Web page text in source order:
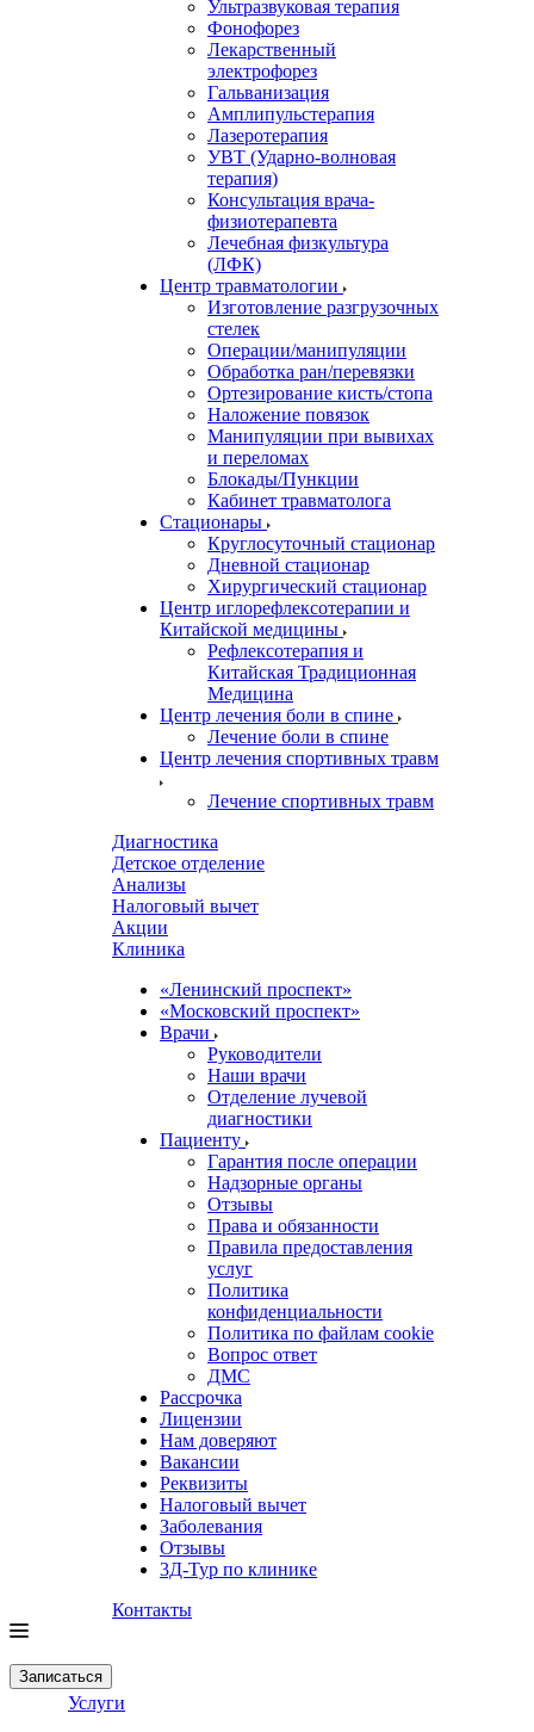
Ультразвуковая терапия
Фонофорез
Лекарственный
электрофорез
Гальванизация
Амплипульстерапия
Лазеротерапия
УВТ (Ударно-волновая
терапия)
Консультация врача-
физиотерапевта
Лечебная физкультура
(ЛФК)
Центр травматологии
Изготовление разгрузочных
стелек
Операции/манипуляции
Обработка ран/перевязки
Ортезирование кисть/стопа
Наложение повязок
Манипуляции при вывихах
и переломах
Блокады/Пункции
Кабинет травматолога
Стационары
Круглосуточный стационар
Дневной стационар
Хирургический стационар
Центр иглорефлексотерапии и
Китайской медицины
Рефлексотерапия и
Китайская Традиционная
Медицина
Центр лечения боли в спине
Лечение боли в спине
Центр лечения спортивных травм
Лечение спортивных травм
Диагностика
Детское отделение
Анализы
Налоговый вычет
Акции
Клиника
«Ленинский проспект»
«Московский проспект»
Врачи
Руководители
Наши врачи
Отделение лучевой
диагностики
Пациенту
Гарантия после операции
Надзорные органы
Отзывы
Права и обязанности
Правила предоставления
услуг
Политика
конфиденциальности
Политика по файлам cookie
Вопрос ответ
ДМС
Рассрочка
Лицензии
Нам доверяют
Вакансии
Реквизиты
Налоговый вычет
Заболевания
Отзывы
3Д-Тур по клинике
Контакты
Записаться
Услуги